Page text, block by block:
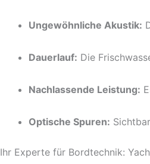
Ungewöhnliche Akustik:
Dauerlauf: Die
Nachlassende Leistung:
Optische Spuren:
Ihr Experte für Bordtechnik: